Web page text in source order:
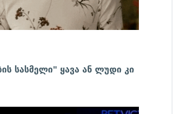
სასმელი" ყავა ან ლუდი კი